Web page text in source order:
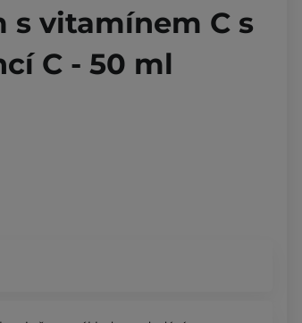
vitamínem C s
C - 50 ml